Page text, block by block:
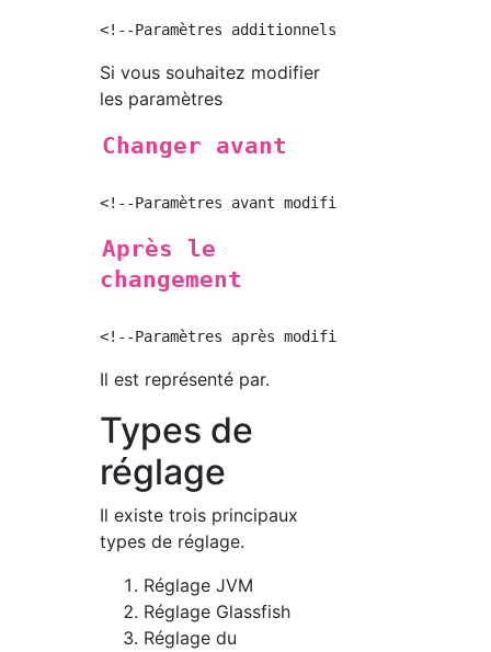
Si vous souhaitez modifier
les paramètres
Changer avant
Après le
changement
Il est représenté par.
Types de
réglage
Il existe trois principaux
types de réglage.
Réglage JVM
Réglage Glassfish
Réglage du